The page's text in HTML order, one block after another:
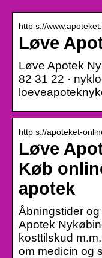
http s://
Løve
Løve Apotek
82 31 22 ·
http s://apoteket-
Løve
Køb
apotek
Åbningstider
Apotek
kosttilskud
om medicin og